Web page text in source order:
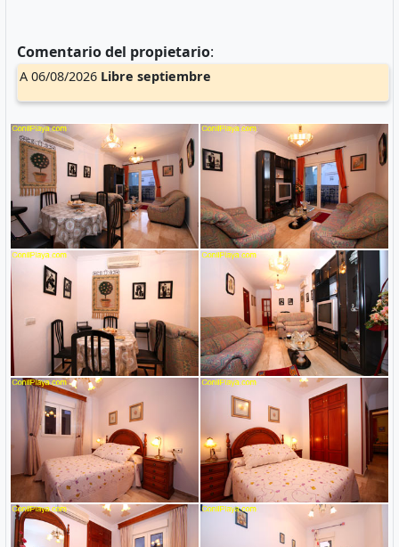
Comentario del propietario:
A 06/08/2026 Libre septiembre